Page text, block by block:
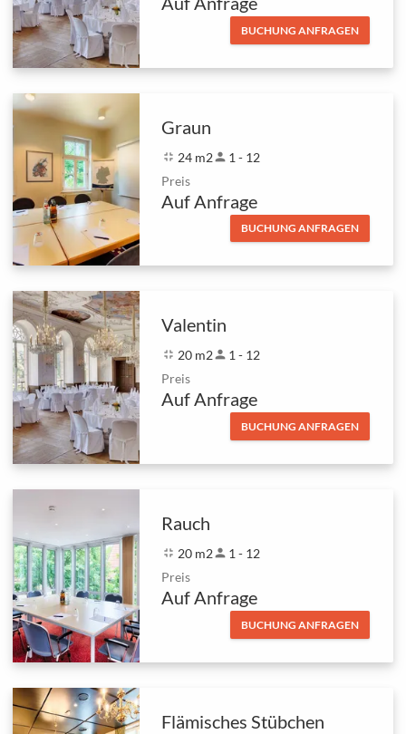
BUCHUNG ANFRAGEN
Graun
fullscreen_exit 24 m2person 1 - 12
Preis
Auf Anfrage
BUCHUNG ANFRAGEN
Valentin
fullscreen_exit 20 m2person 1 - 12
Preis
Auf Anfrage
BUCHUNG ANFRAGEN
Rauch
fullscreen_exit 20 m2person 1 - 12
Preis
Auf Anfrage
BUCHUNG ANFRAGEN
Flämisches Stübchen